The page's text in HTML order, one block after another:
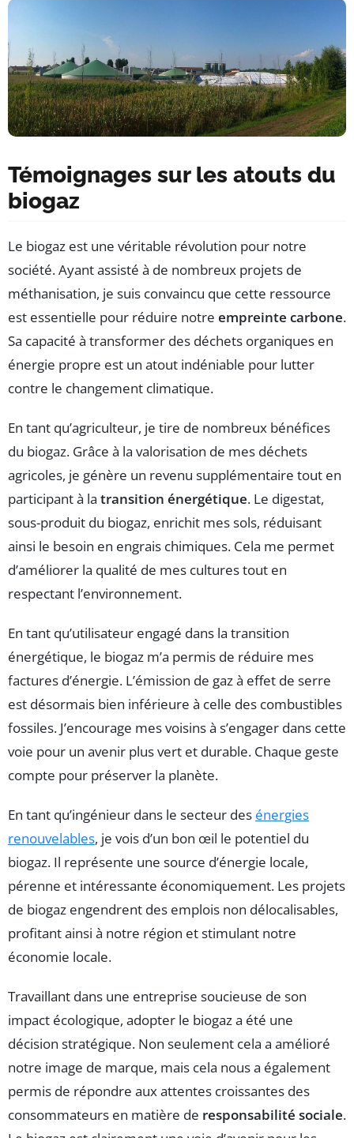
Témoignages sur les atouts du
biogaz
Le biogaz est une véritable révolution pour notre
société. Ayant assisté à de nombreux projets de
méthanisation, je suis convaincu que cette ressource
est essentielle pour réduire notre empreinte carbone.
Sa capacité à transformer des déchets organiques en
énergie propre est un atout indéniable pour lutter
contre le changement climatique.
En tant qu’agriculteur, je tire de nombreux bénéfices
du biogaz. Grâce à la valorisation de mes déchets
agricoles, je génère un revenu supplémentaire tout en
participant à la transition énergétique. Le digestat,
sous-produit du biogaz, enrichit mes sols, réduisant
ainsi le besoin en engrais chimiques. Cela me permet
d’améliorer la qualité de mes cultures tout en
respectant l’environnement.
En tant qu’utilisateur engagé dans la transition
énergétique, le biogaz m’a permis de réduire mes
factures d’énergie. L’émission de gaz à effet de serre
est désormais bien inférieure à celle des combustibles
fossiles. J’encourage mes voisins à s’engager dans cette
voie pour un avenir plus vert et durable. Chaque geste
compte pour préserver la planète.
En tant qu’ingénieur dans le secteur des énergies
renouvelables, je vois d’un bon œil le potentiel du
biogaz. Il représente une source d’énergie locale,
pérenne et intéressante économiquement. Les projets
de biogaz engendrent des emplois non délocalisables,
profitant ainsi à notre région et stimulant notre
économie locale.
Travaillant dans une entreprise soucieuse de son
impact écologique, adopter le biogaz a été une
décision stratégique. Non seulement cela a amélioré
notre image de marque, mais cela nous a également
permis de répondre aux attentes croissantes des
consommateurs en matière de responsabilité sociale.